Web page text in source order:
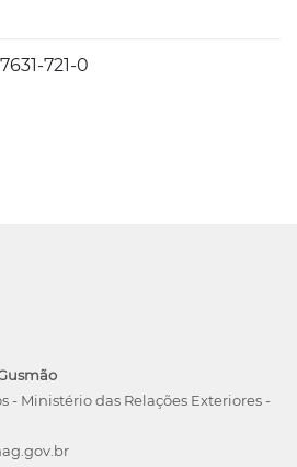
721-0
- Ministério das Relações Exteriores -